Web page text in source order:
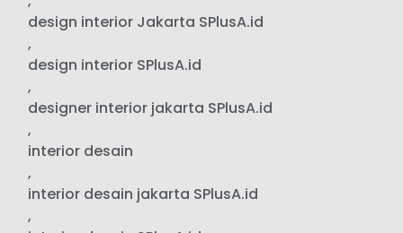
design interior Jakarta SPlusA.id
,
design interior SPlusA.id
,
designer interior jakarta SPlusA.id
,
interior desain
,
interior desain jakarta SPlusA.id
,